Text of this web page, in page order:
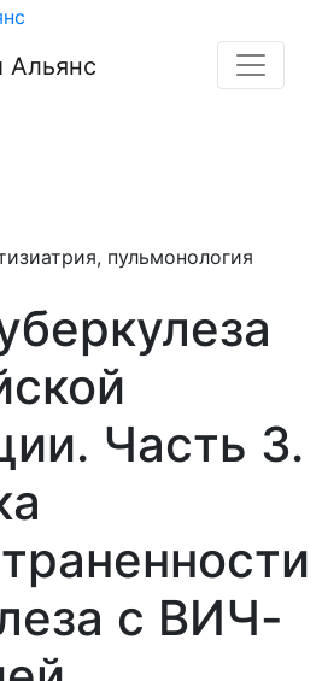
Российской Федерации.
пульмонология
Часть 3.
с ВИЧ-